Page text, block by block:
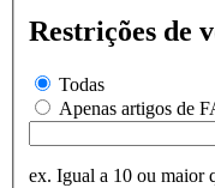
Restrições de
Todas
Apenas artigos de
ex. Igual a 10 ou maior